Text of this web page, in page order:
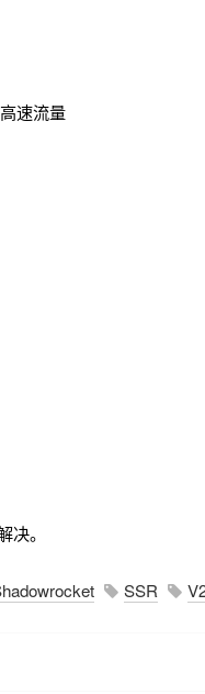
速流量
。
SSR